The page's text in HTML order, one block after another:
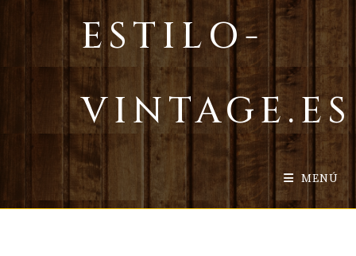
ESTILO-
VINTAGE.ES
MENÚ